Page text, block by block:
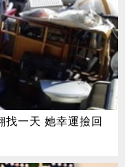
找一天 她幸運撿回